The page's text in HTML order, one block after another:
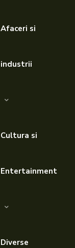
Afaceri si
industrii
Cultura si
Entertainment
Diverse